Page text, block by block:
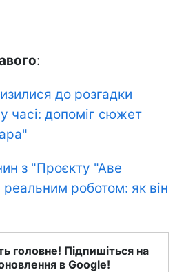
:
до розгадки
часі: допоміг сюжет
з "Проєкту "Аве
роботом: як він
головне! Підпишіться на
в Google!